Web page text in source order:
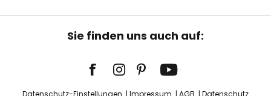
Sie finden uns auch auf:
Datenschutz-Einstellungen Impressum AGB Datenschutz